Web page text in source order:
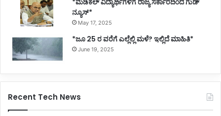
*ಮೆಡಿಕಲ್ ವಿದ್ಯಾರ್ಥಿಗಳಿಗೆ ರಾಜ್ಯ ಸರ್ಕಾರದಿಂದ ಗುಡ್
ನ್ಯೂಸ್*
May 17, 2025
*ಜೂ 25 ರ ವರೆಗೆ ಎಲ್ಲೆಲ್ಲಿ ಮಳೆ? ಇಲ್ಲಿದೆ ಮಾಹಿತಿ*
June 19, 2025
Recent Tech News